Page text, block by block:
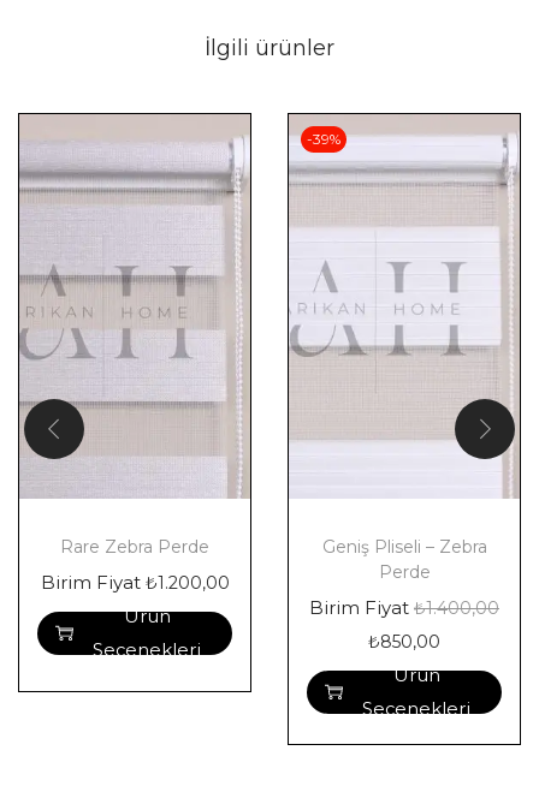
İlgili ürünler
Rare Zebra Perde
Birim Fiyat ₺1.200,00
Ürün
Seçenekleri
-39%
Geniş Pliseli – Zebra
Perde
Birim Fiyat ₺1.400,00
₺850,00
Ürün
Seçenekleri